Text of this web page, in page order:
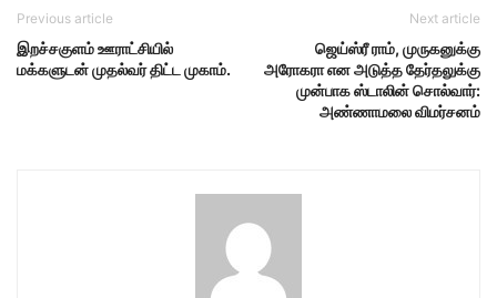
Previous article
இறச்சகுளம் ஊராட்சியில்
மக்களுடன் முதல்வர் திட்ட முகாம்.
Next article
ஜெய்ஸ்ரீ ராம், முருகனுக்கு
அரோகரா என அடுத்த தேர்தலுக்கு
முன்பாக ஸ்டாலின் சொல்வார்:
அண்ணாமலை விமர்சனம்